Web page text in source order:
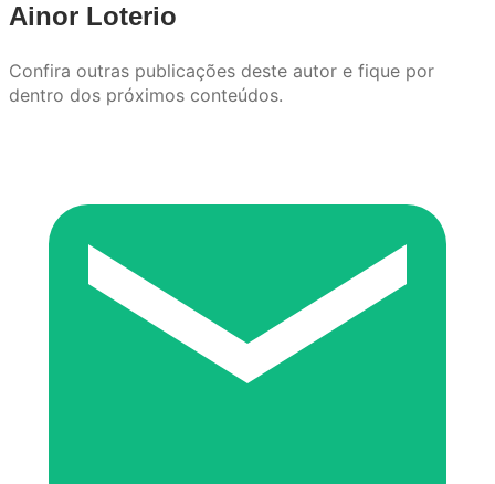
Ainor Loterio
Confira outras publicações deste autor e fique por
dentro dos próximos conteúdos.